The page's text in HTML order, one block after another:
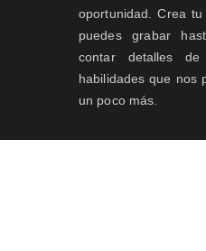
oportunidad. Crea
puedes grabar
contar detalles
habilidades que nos
un poco más.